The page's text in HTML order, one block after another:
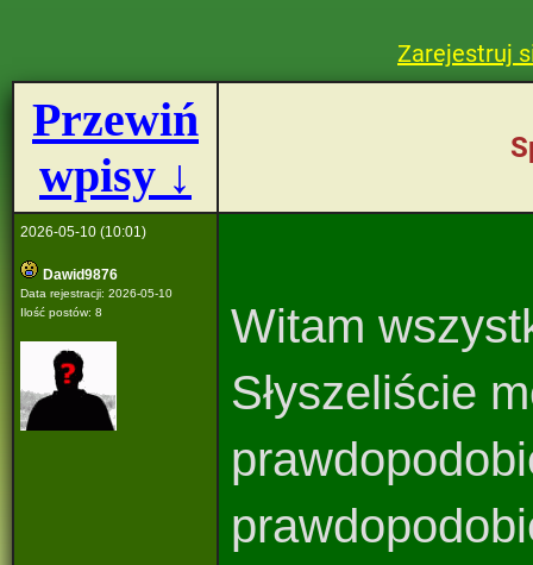
Zarejestruj
Przewiń
wpisy ↓
2026-05-10 (10:01)
Dawid9876
Data rejestracji: 2026-05-10
Ilość postów: 8
Witam
Słyszeliście